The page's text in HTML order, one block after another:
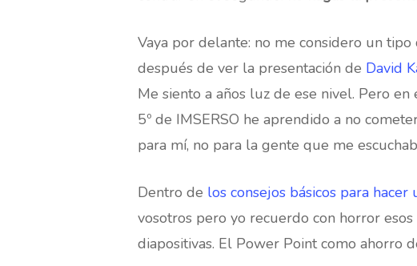
Vaya por delante: no me considero un
después de ver la presentación de David
Me siento a años luz de ese nivel. Pero
5º de IMSERSO he aprendido a no
para mí, no para la gente que me
Dentro de los consejos básicos para hacer
vosotros pero yo recuerdo con horror
diapositivas. El Power Point como ahorro